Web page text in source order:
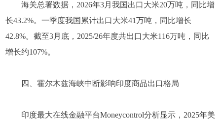
海关总署数据，2026年3月我国出口大米20万吨，同比增
长43.2%。一季度我国累计出口大米41万吨，同比增长
42.8%。截至3月底，2025/26年度共出口大米116万吨，同比
增长约107%。
四、霍尔木兹海峡中断影响印度商品出口格局
印度最大在线金融平台Moneycontrol分析显示，2025年美